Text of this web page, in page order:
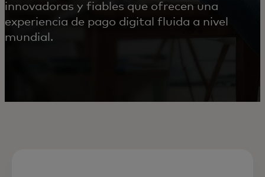
innovadoras y fiables que ofrecen una
experiencia de pago digital fluida a nivel
mundial.